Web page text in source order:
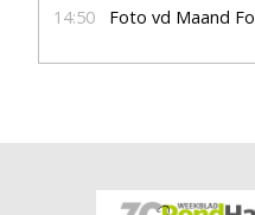
14:50 Foto vd Maand